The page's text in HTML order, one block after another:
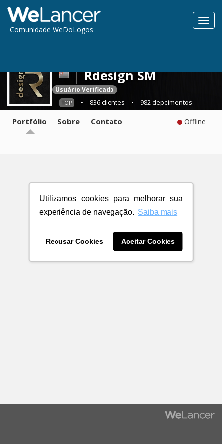
Utilizamos cookies para melhorar sua
experiência de navegação. Saiba mais
Recusar Cookies Aceitar Cookies
Comunidade WeDoLogos
Rdesign SM
Usuário Verificado
TOP • 836 clientes • 982 depoimentos
Portfólio Sobre Contato Offline